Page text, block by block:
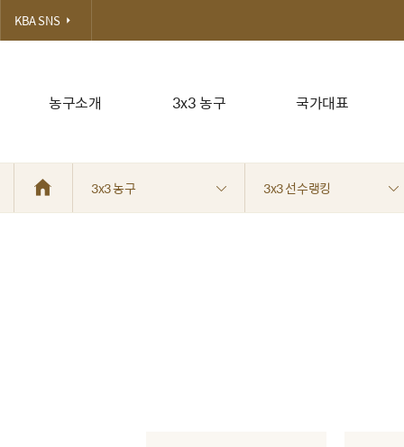
농구소개 3x3 농구 국가대표
KBA SNS
3x3 농구 3x3 선수랭킹